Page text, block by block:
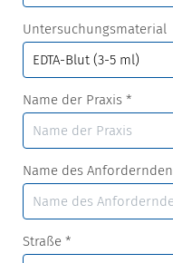
Untersuchungsmaterial
Name der Praxis *
Name des Anfordernden
Straße *